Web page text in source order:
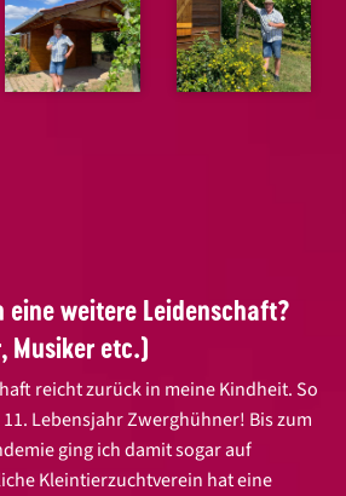
eine weitere Leidenschaft?
Musiker etc.)
reicht zurück in meine Kindheit. So
Lebensjahr Zwerghühner! Bis zum
ging ich damit sogar auf
Kleintierzuchtverein hat eine